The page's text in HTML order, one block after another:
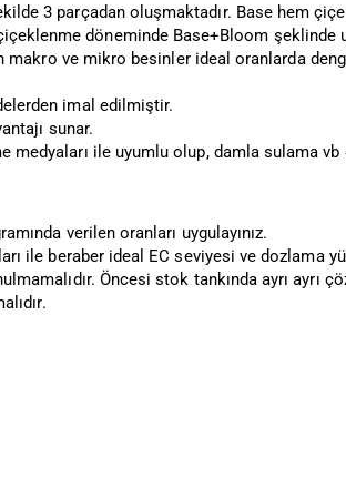
3 parçadan oluşmaktadır. Base hem
döneminde Base+Bloom şeklinde
ve mikro besinler ideal oranlarda
imal edilmiştir.
sunar.
ile uyumlu olup, damla sulama
verilen oranları uygulayınız.
ile beraber ideal EC seviyesi ve dozlama
Öncesi stok tankında ayrı ayrı